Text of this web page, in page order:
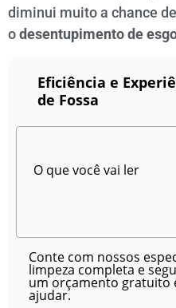
diminui muito a chance
odesentupimento de
Eficiência e
de Fossa
O que você vai ler
Conte com nossos
limpeza completa e
um orçamento gratuito
ajudar.